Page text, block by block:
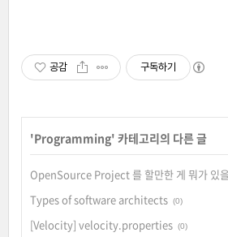
공감 구독하기
'Programming' 카테고리의 다른 글
OpenSource Project 를 할만한 게 뭐가 있
Types of software architects (0)
[Velocity] velocity.properties (0)